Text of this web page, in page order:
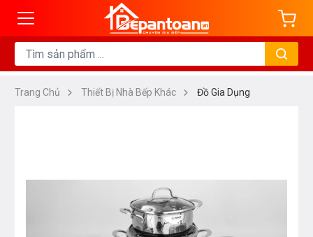
Trang Chủ Thiết Bị Nhà Bếp Khác Đồ Gia Dụng